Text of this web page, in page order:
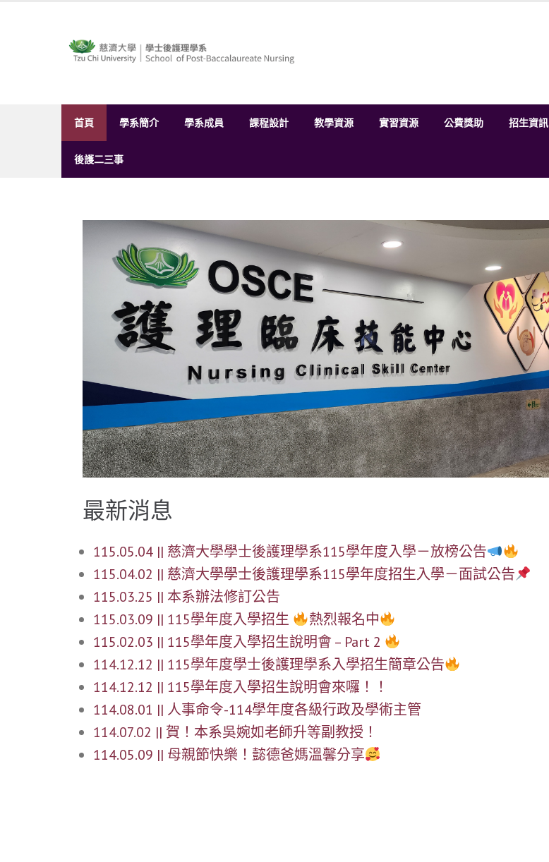
首頁 學系簡介 學系成員 課程設計 教學資源 實習資源 公費獎助 招生資訊
後護二三事
最新消息
115.05.04 || 慈濟大學學士後護理學系115學年度入學－放榜公告
115.04.02 || 慈濟大學學士後護理學系115學年度招生入學－面試公告
115.03.25 || 本系辦法修訂公告
115.03.09 || 115學年度入學招生
熱烈報名中
115.02.03 || 115學年度入學招生說明會 – Part 2
114.12.12 || 115學年度學士後護理學系入學招生簡章公告
114.12.12 || 115學年度入學招生說明會來囉！！
114.08.01 || 人事命令-114學年度各級行政及學術主管
114.07.02 || 賀！本系吳婉如老師升等副教授！
114.05.09 || 母親節快樂！懿德爸媽溫馨分享